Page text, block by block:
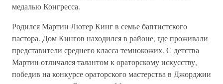
медалью Конгресса.
Родился Мартин Лютер Кинг в семье баптистского
пастора. Дом Кингов находился в районе, где проживали
представители среднего класса темнокожих. С детства
Мартин отличался талантом к ораторскому искусству,
победив на конкурсе ораторского мастерства в Джорджии